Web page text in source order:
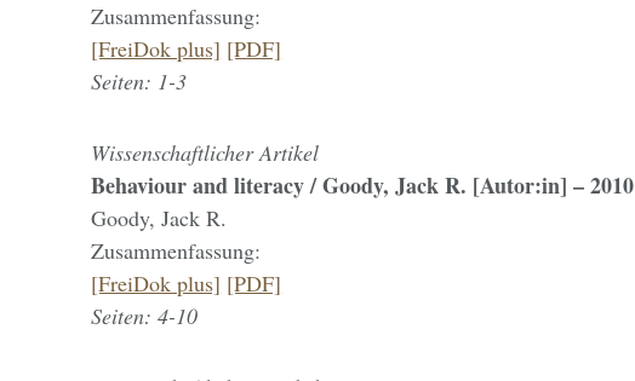
Zusammenfassung:
[FreiDok plus] [PDF]
Seiten: 1-3
Wissenschaftlicher Artikel
Behaviour and literacy / Goody, Jack R. [Autor:in] – 2010
Goody, Jack R.
Zusammenfassung:
[FreiDok plus] [PDF]
Seiten: 4-10